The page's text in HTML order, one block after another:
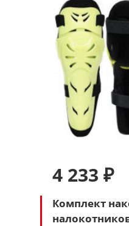
4 233 ₽
Комплект
налокотников